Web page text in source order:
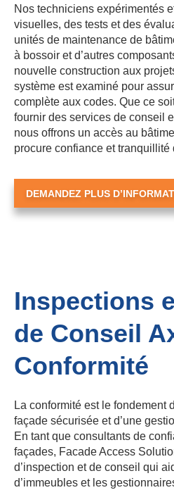
Nos techniciens expérimentés
visuelles, des tests et des
unités de maintenance de
à bossoir et d’autres
nouvelle construction aux
système est examiné pour
complète aux codes. Que ce
fournir des services de conseil
nous offrons un accès au
procure confiance et tranquillité
DEMANDEZ PLUS
Inspections
de Conseil
Conformité
La conformité est le fondement
façade sécurisée et d’une
En tant que consultants de
façades, Facade Access
d’inspection et de conseil qui
d’immeubles et les